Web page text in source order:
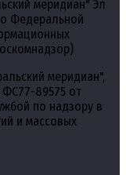
меридиан" Эл
Федеральной
меридиан",
89575 от
по надзору в
и массовых